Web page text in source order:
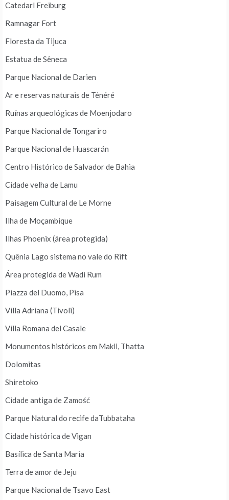
Catedarl Freiburg
Ramnagar Fort
Floresta da Tijuca
Estatua de Sêneca
Parque Nacional de Darien
Ar e reservas naturais de Ténéré
Ruínas arqueológicas de Moenjodaro
Parque Nacional de Tongariro
Parque Nacional de Huascarán
Centro Histórico de Salvador de Bahia
Cidade velha de Lamu
Paisagem Cultural de Le Morne
Ilha de Moçambique
Ilhas Phoenix (área protegida)
Quênia Lago sistema no vale do Rift
Área protegida de Wadi Rum
Piazza del Duomo, Pisa
Villa Adriana (Tivoli)
Villa Romana del Casale
Monumentos históricos em Makli, Thatta
Dolomitas
Shiretoko
Cidade antiga de Zamość
Parque Natural do recife daTubbataha
Cidade histórica de Vigan
Basílica de Santa Maria
Terra de amor de Jeju
Parque Nacional de Tsavo East